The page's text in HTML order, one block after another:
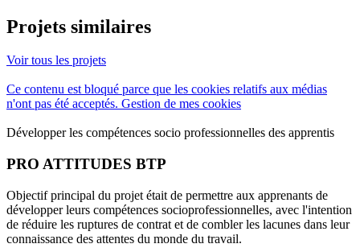
Projets similaires
Voir tous les projets
Ce contenu est bloqué parce que les cookies relatifs aux médias
n'ont pas été acceptés. Gestion de mes cookies
Développer les compétences socio professionnelles des apprentis
PRO ATTITUDES BTP
Objectif principal du projet était de permettre aux apprenants de
développer leurs compétences socioprofessionnelles, avec l'intention
de réduire les ruptures de contrat et de combler les lacunes dans leur
connaissance des attentes du monde du travail.